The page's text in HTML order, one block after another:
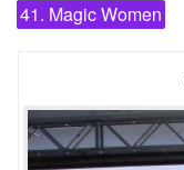
41. Magic Women